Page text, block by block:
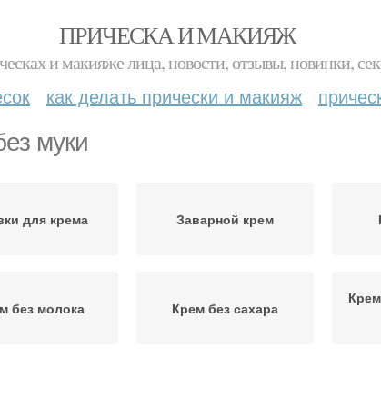
ПРИЧЕСКА И МАКИЯЖ
и макияже лица, новости, отзывы, новинки,
как делать прически и макияж
муки
для крема Заварной крем
без молока Крем без сахара